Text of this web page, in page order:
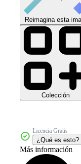
Reimagina esta
Colección
Licencia Gratis
¿Qué es esto?
Más información